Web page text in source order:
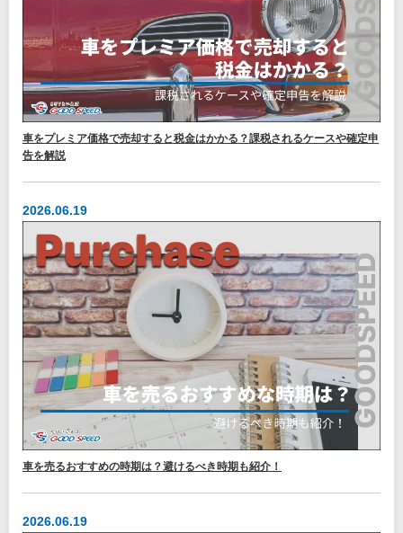
車をプレミア価格で売却すると税金はかかる？課税されるケースや確定申
告を解説
2026.06.19
車を売るおすすめの時期は？避けるべき時期も紹介！
2026.06.19